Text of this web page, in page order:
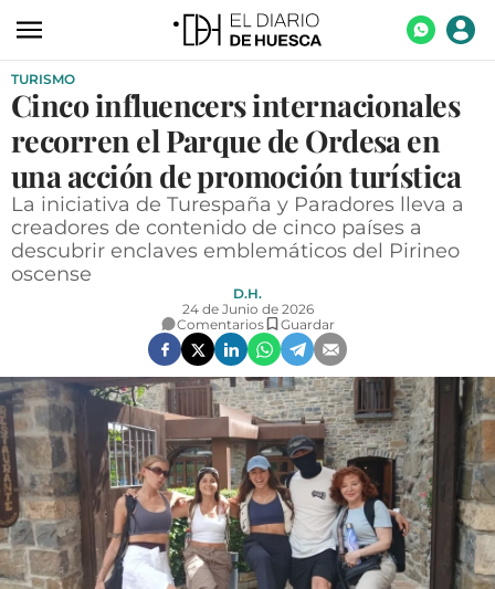
ACTUALIDAD
ECONOMÍA
TURISMO
AGROALIMENTACIÓN
SOCIEDAD
OPINIÓN
GALERÍAS
VÍDEOS
CONTACTAR
FIESTAS EN EL ALTO ARAGÓN
TURISMO
Cinco influencers internacionales
recorren el Parque de Ordesa en
una acción de promoción turística
La iniciativa de Turespaña y Paradores lleva a
creadores de contenido de cinco países a
descubrir enclaves emblemáticos del Pirineo
oscense
D.H.
24 de Junio de 2026
Comentarios
Guardar